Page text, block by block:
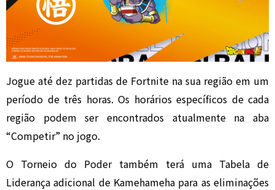
Jogue até dez partidas de Fortnite na sua região em um
período de três horas. Os horários específicos de cada
região podem ser encontrados atualmente na aba
“Competir” no jogo.
O Torneio do Poder também terá uma Tabela de
Liderança adicional de Kamehameha para as eliminações